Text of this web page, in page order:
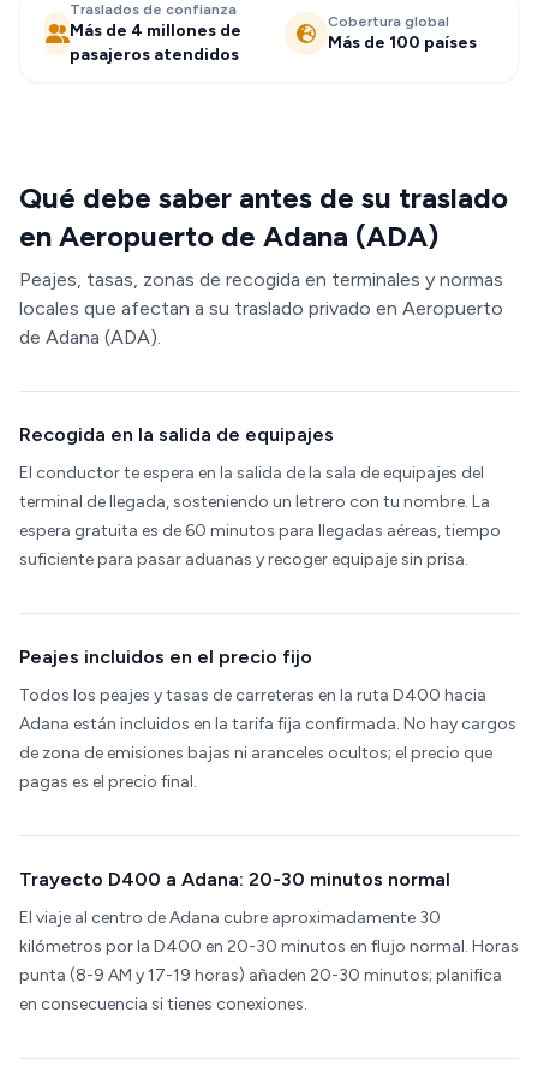
Traslados de confianza
Más de 4 millones de
pasajeros atendidos
Cobertura global
Más de 100 países
Qué debe saber antes de su traslado
en Aeropuerto de Adana (ADA)
Peajes, tasas, zonas de recogida en terminales y normas
locales que afectan a su traslado privado en Aeropuerto
de Adana (ADA).
Recogida en la salida de equipajes
El conductor te espera en la salida de la sala de equipajes del
terminal de llegada, sosteniendo un letrero con tu nombre. La
espera gratuita es de 60 minutos para llegadas aéreas, tiempo
suficiente para pasar aduanas y recoger equipaje sin prisa.
Peajes incluidos en el precio fijo
Todos los peajes y tasas de carreteras en la ruta D400 hacia
Adana están incluidos en la tarifa fija confirmada. No hay cargos
de zona de emisiones bajas ni aranceles ocultos; el precio que
pagas es el precio final.
Trayecto D400 a Adana: 20-30 minutos normal
El viaje al centro de Adana cubre aproximadamente 30
kilómetros por la D400 en 20-30 minutos en flujo normal. Horas
punta (8-9 AM y 17-19 horas) añaden 20-30 minutos; planifica
en consecuencia si tienes conexiones.